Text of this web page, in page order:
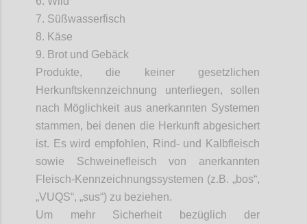
7. Süßwasserfisch
8. Käse
9. Brot und Gebäck
Produkte, die keiner gesetzlichen
Herkunftskennzeichnung unterliegen, sollen
nach Möglichkeit aus anerkannten Systemen
stammen, bei denen die Herkunft abgesichert
ist. Es wird empfohlen, Rind- und Kalbfleisch
sowie Schweinefleisch von anerkannten
Fleisch-Kennzeichnungssystemen (z.B. „bos“,
„VUQS“, „sus“) zu beziehen.
Um mehr Sicherheit bezüglich der